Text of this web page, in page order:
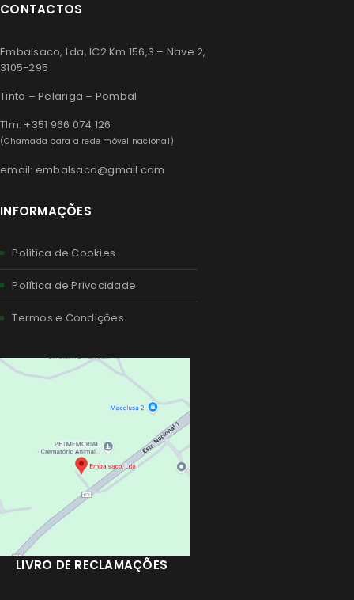
CONTACTOS
Embalsaco, Lda, IC2 Km 156,3 – Nave 2,
3105-295
Tinto – Pelariga – Pombal
Tlm: +351 966 074 126
(Chamada para a rede móvel nacional)
email: embalsaco@gmail.com
INFORMAÇÕES
Política de Cookies
Política de Privacidade
Termos e Condições
LIVRO DE RECLAMAÇÕES